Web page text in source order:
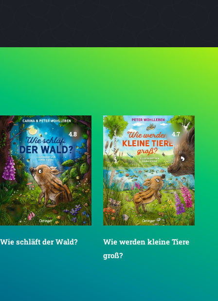
4.8
Wie schläft der Wald?
4.7
Wie werden kleine Tiere
groß?